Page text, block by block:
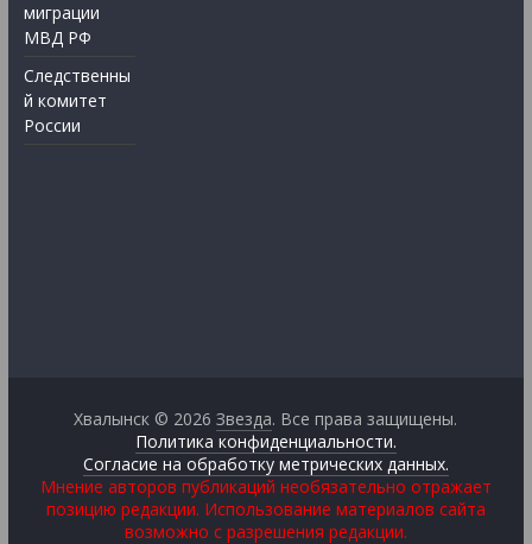
миграции
МВД РФ
Следственны
й комитет
России
Хвалынск © 2026Звезда. Все права защищены.
Политика конфиденциальности.
Согласие на обработку метрических данных.
Мнение авторов публикаций необязательно отражает
позицию редакции. Использование материалов сайта
возможно с разрешения редакции.